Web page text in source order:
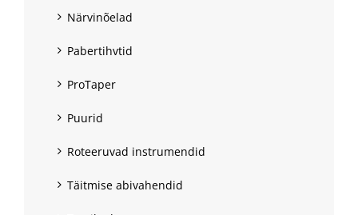
Närvinõelad
Pabertihvtid
ProTaper
Puurid
Roteeruvad instrumendid
Täitmise abivahendid